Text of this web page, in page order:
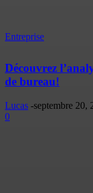
Entreprise
Découvrez
de bureau!
Lucas -septembre 20,
0